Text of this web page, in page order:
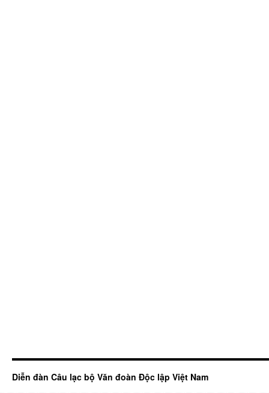
Diễn đàn Câu lạc bộ Văn đoàn Độc lập Việt Nam